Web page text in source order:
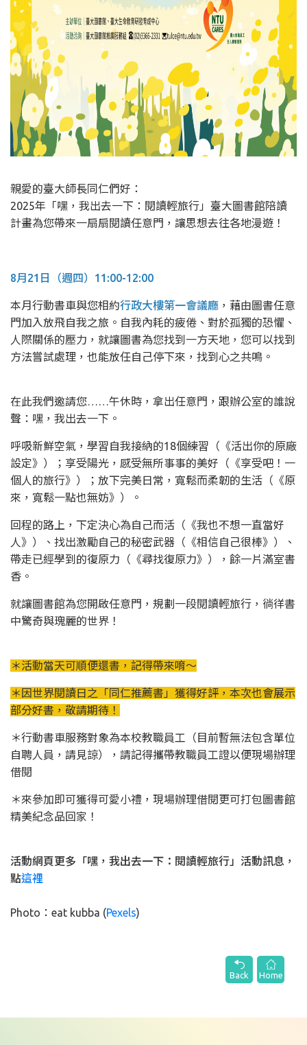
親愛的臺大師長同仁們好：
2025年「嘿，我出去一下：閱讀輕旅行」臺大圖書館陪讀
計畫為您帶來一扇扇閱讀任意門，讓思想去往各地漫遊！
8月21日（週四）11:00-12:00
本月行動書車與您相約行政大樓第一會議廳 ，藉由圖書任意
門加入放飛自我之旅。自我內耗的疲倦、對於孤獨的恐懼、
人際關係的壓力，就讓圖書為您找到一方天地，您可以找到
方法嘗試處理，也能放任自己停下來，找到心之共鳴。
在此我們邀請您……午休時，拿出任意門，跟辦公室的誰說
聲：嘿，我出去一下。
呼吸新鮮空氣，學習自我接納的18個練習（《活出你的原廠
設定》）；享受陽光，感受無所事事的美好（《享受吧！一
個人的旅行》）；放下完美日常，寬鬆而柔韌的生活（《原
來，寬鬆一點也無妨》）。
回程的路上，下定決心為自己而活（《我也不想一直當好
人》）、找出激勵自己的秘密武器（《相信自己很棒》）、
帶走已經學到的復原力（《尋找復原力》），餘一片滿室書
香。
就讓圖書館為您開啟任意門，規劃一段閱讀輕旅行，徜徉書
中驚奇與瑰麗的世界！
＊活動當天可順便還書，記得帶來唷～
＊因世界閱讀日之「同仁推薦書」獲得好評，本次也會展示
部分好書，敬請期待！
＊行動書車服務對象為本校教職員工（目前暫無法包含單位
自聘人員，請見諒），請記得攜帶教職員工證以便現場辦理
借閱
＊來參加即可獲得可愛小禮，現場辦理借閱更可打包圖書館
精美紀念品回家！
活動網頁更多「嘿，我出去一下：閱讀輕旅行」活動訊息，
點這裡
Photo：eat kubba (Pexels)
Back Home